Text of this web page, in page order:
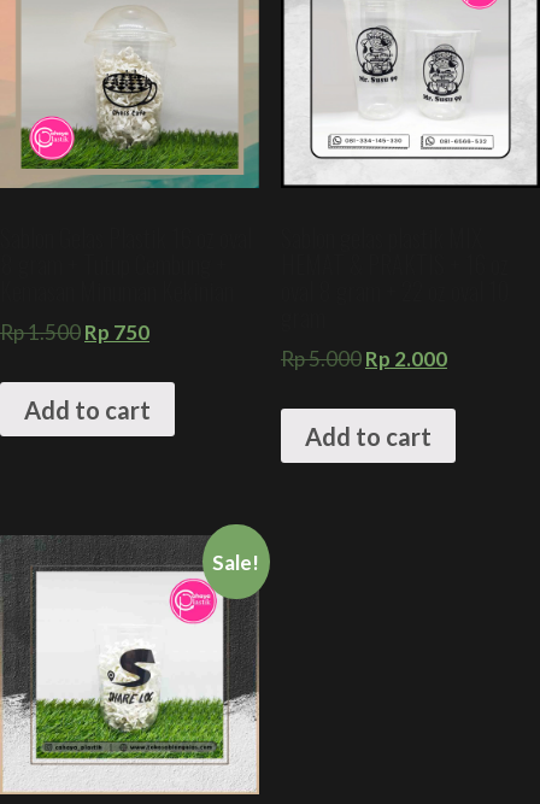
Rp1.500Rp 750
Add to cart
Rp5.000Rp 2.000
Add to cart
Sale!